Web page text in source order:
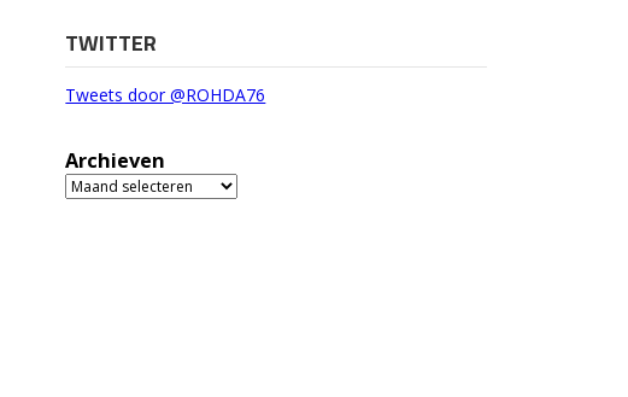
TWITTER
Tweets door @ROHDA76
Archieven
Archieven